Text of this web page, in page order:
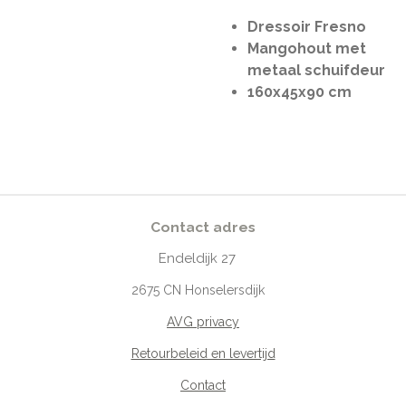
Dressoir Fresno
Mangohout met
metaal schuifdeur
160x45x90 cm
Contact adres
Endeldijk 27
2675 CN Honselersdijk
AVG privacy
Retourbeleid en levertijd
Contact